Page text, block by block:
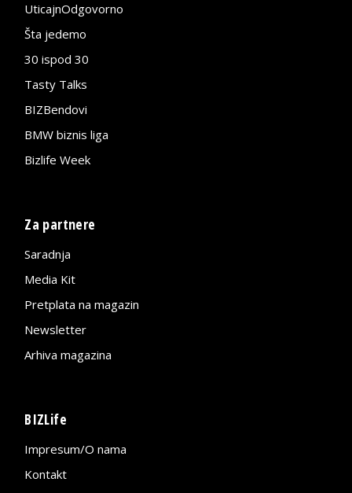
UticajnOdgovorno
Šta jedemo
30 ispod 30
Tasty Talks
BIZBendovi
BMW biznis liga
Bizlife Week
Za partnere
Saradnja
Media Kit
Pretplata na magazin
Newsletter
Arhiva magazina
BIZLife
Impresum/O nama
Kontakt